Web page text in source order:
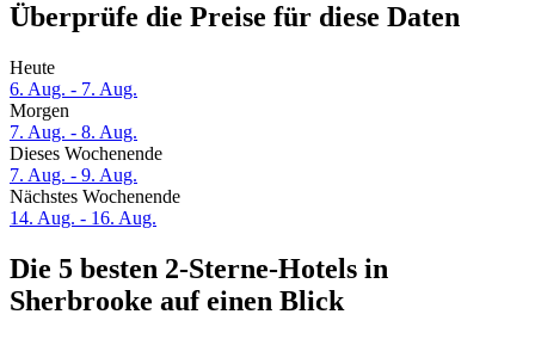
Überprüfe die Preise für diese Daten
Heute
6. Aug. - 7. Aug.
Morgen
7. Aug. - 8. Aug.
Dieses Wochenende
7. Aug. - 9. Aug.
Nächstes Wochenende
14. Aug. - 16. Aug.
Die 5 besten 2-Sterne-Hotels in
Sherbrooke auf einen Blick